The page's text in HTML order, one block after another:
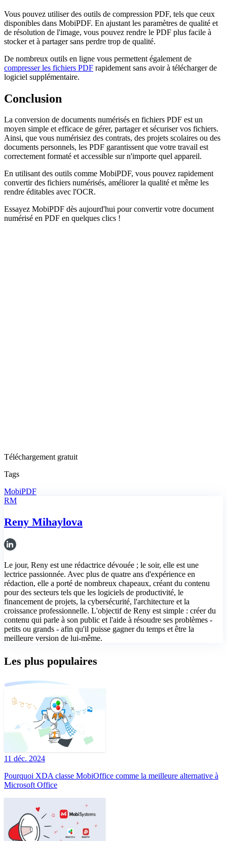
Vous pouvez utiliser des outils de compression PDF, tels que ceux
disponibles dans MobiPDF. En ajustant les paramètres de qualité et
de résolution de l'image, vous pouvez rendre le PDF plus facile à
stocker et à partager sans perdre trop de qualité.
De nombreux outils en ligne vous permettent également de
compresser les fichiers PDF rapidement sans avoir à télécharger de
logiciel supplémentaire.
Conclusion
La conversion de documents numérisés en fichiers PDF est un
moyen simple et efficace de gérer, partager et sécuriser vos fichiers.
Ainsi, que vous numérisiez des contrats, des projets scolaires ou des
documents personnels, les PDF garantissent que votre travail est
correctement formaté et accessible sur n'importe quel appareil.
En utilisant des outils comme MobiPDF, vous pouvez rapidement
convertir des fichiers numérisés, améliorer la qualité et même les
rendre éditables avec l'OCR.
Essayez MobiPDF dès aujourd'hui pour convertir votre document
numérisé en PDF en quelques clics !
Téléchargement gratuit
Tags
MobiPDF
RM
Reny Mihaylova
Le jour, Reny est une rédactrice dévouée ; le soir, elle est une
lectrice passionnée. Avec plus de quatre ans d'expérience en
rédaction, elle a porté de nombreux chapeaux, créant du contenu
pour des secteurs tels que les logiciels de productivité, le
financement de projets, la cybersécurité, l'architecture et la
croissance professionnelle. L'objectif de Reny est simple : créer du
contenu qui parle à son public et l'aide à résoudre ses problèmes -
petits ou grands - afin qu'il puisse gagner du temps et être la
meilleure version de lui-même.
Les plus populaires
11 déc. 2024
Pourquoi XDA classe MobiOffice comme la meilleure alternative à
Microsoft Office